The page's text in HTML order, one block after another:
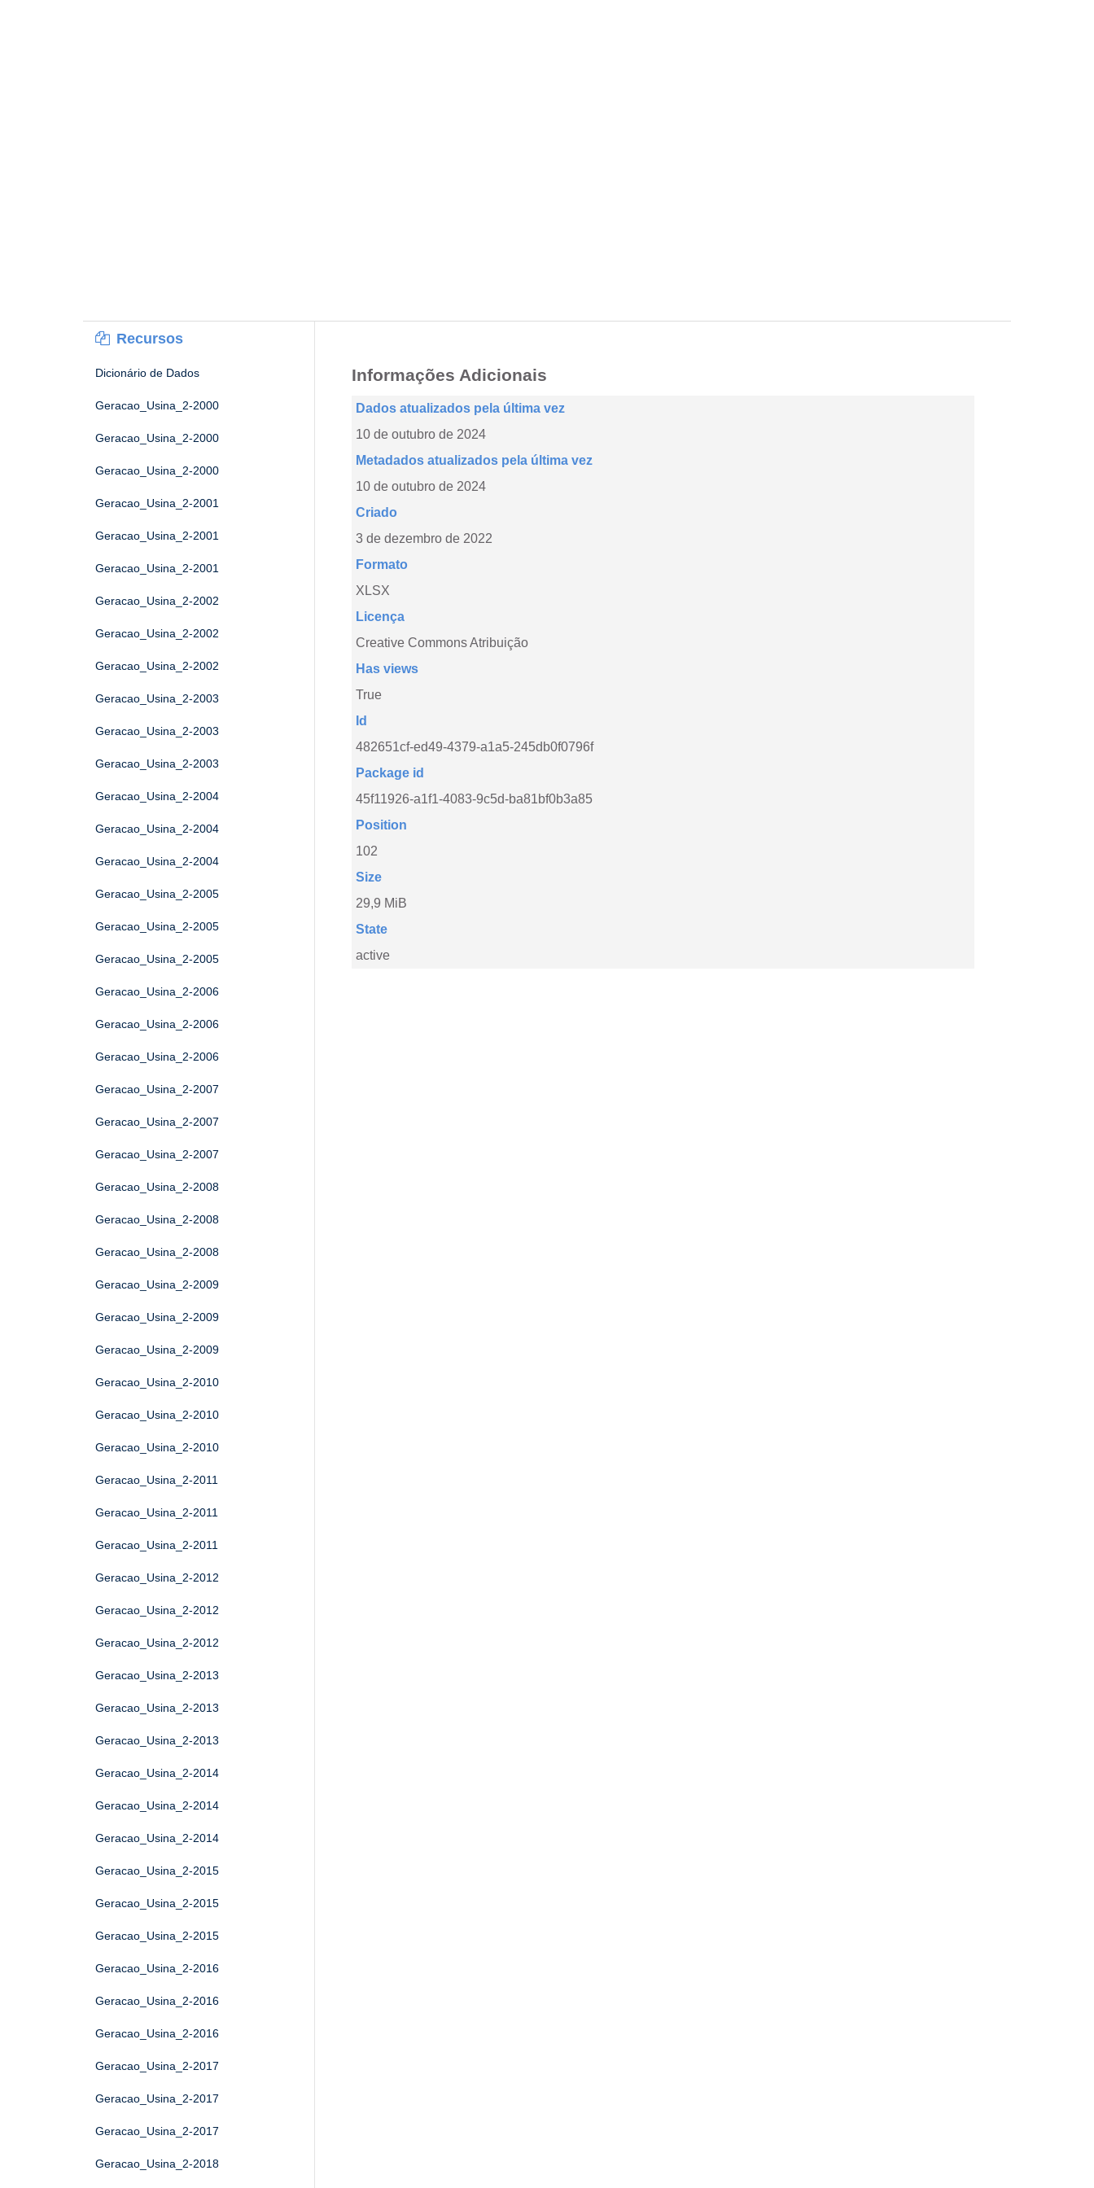
Recursos
Dicionário de Dados
Geracao_Usina_2-2000
Geracao_Usina_2-2000
Geracao_Usina_2-2000
Geracao_Usina_2-2001
Geracao_Usina_2-2001
Geracao_Usina_2-2001
Geracao_Usina_2-2002
Geracao_Usina_2-2002
Geracao_Usina_2-2002
Geracao_Usina_2-2003
Geracao_Usina_2-2003
Geracao_Usina_2-2003
Geracao_Usina_2-2004
Geracao_Usina_2-2004
Geracao_Usina_2-2004
Geracao_Usina_2-2005
Geracao_Usina_2-2005
Geracao_Usina_2-2005
Geracao_Usina_2-2006
Geracao_Usina_2-2006
Geracao_Usina_2-2006
Geracao_Usina_2-2007
Geracao_Usina_2-2007
Geracao_Usina_2-2007
Geracao_Usina_2-2008
Geracao_Usina_2-2008
Geracao_Usina_2-2008
Geracao_Usina_2-2009
Geracao_Usina_2-2009
Geracao_Usina_2-2009
Geracao_Usina_2-2010
Geracao_Usina_2-2010
Geracao_Usina_2-2010
Geracao_Usina_2-2011
Geracao_Usina_2-2011
Geracao_Usina_2-2011
Geracao_Usina_2-2012
Geracao_Usina_2-2012
Geracao_Usina_2-2012
Geracao_Usina_2-2013
Geracao_Usina_2-2013
Geracao_Usina_2-2013
Geracao_Usina_2-2014
Geracao_Usina_2-2014
Geracao_Usina_2-2014
Geracao_Usina_2-2015
Geracao_Usina_2-2015
Geracao_Usina_2-2015
Geracao_Usina_2-2016
Geracao_Usina_2-2016
Geracao_Usina_2-2016
Geracao_Usina_2-2017
Geracao_Usina_2-2017
Geracao_Usina_2-2017
Geracao_Usina_2-2018
Informações Adicionais
Dados atualizados pela última vez
10 de outubro de 2024
Metadados atualizados pela última vez
10 de outubro de 2024
Criado
3 de dezembro de 2022
Formato
XLSX
Licença
Creative Commons Atribuição
Has views
True
Id
482651cf-ed49-4379-a1a5-245db0f0796f
Package id
45f11926-a1f1-4083-9c5d-ba81bf0b3a85
Position
102
Size
29,9 MiB
State
active